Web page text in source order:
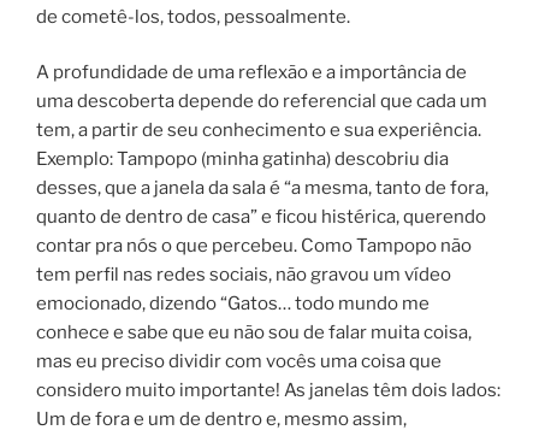
de cometê-los, todos, pessoalmente.
A profundidade de uma reflexão e a importância de
uma descoberta depende do referencial que cada um
tem, a partir de seu conhecimento e sua experiência.
Exemplo: Tampopo (minha gatinha) descobriu dia
desses, que a janela da sala é “a mesma, tanto de fora,
quanto de dentro de casa” e ficou histérica, querendo
contar pra nós o que percebeu. Como Tampopo não
tem perfil nas redes sociais, não gravou um vídeo
emocionado, dizendo “Gatos… todo mundo me
conhece e sabe que eu não sou de falar muita coisa,
mas eu preciso dividir com vocês uma coisa que
considero muito importante! As janelas têm dois lados:
Um de fora e um de dentro e, mesmo assim,